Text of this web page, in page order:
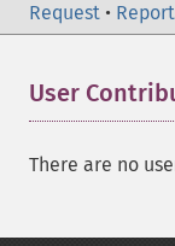
Request •
User
There are no